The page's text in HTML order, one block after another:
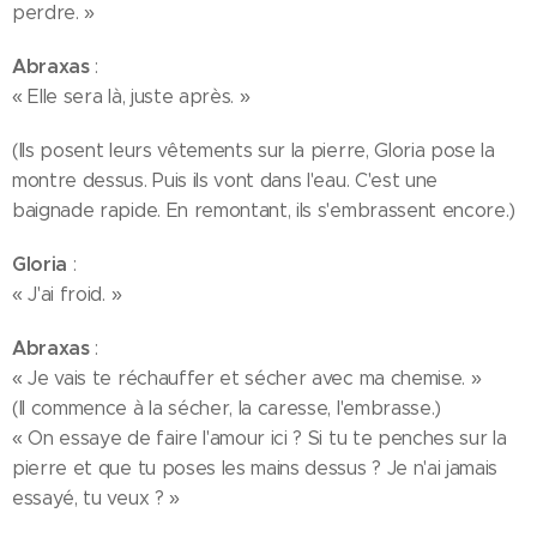
perdre. »
Abraxas:
« Elle sera là, juste après. »
(Ils posent leurs vêtements sur la pierre, Gloria pose la
montre dessus. Puis ils vont dans l'eau. C'est une
baignade rapide. En remontant, ils s'embrassent encore.)
Gloria :
« J'ai froid. »
Abraxas:
« Je vais te réchauffer et sécher avec ma chemise. »
(Il commence à la sécher, la caresse, l'embrasse.)
« On essaye de faire l'amour ici ? Si tu te penches sur la
pierre et que tu poses les mains dessus ? Je n'ai jamais
essayé, tu veux ? »